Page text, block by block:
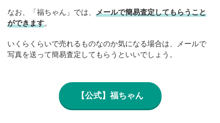
なお、「福ちゃん」では、 メールで簡易査定してもらうこと
ができます。
いくらくらいで売れるものなのか気になる場合は、メールで
写真を送って簡易査定してもらうといいでしょう。
【公式】福ちゃん